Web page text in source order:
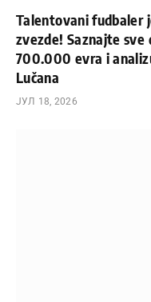
Talentovani fudbaler
zvezde! Saznajte
700.000 evra i
Lučana
ЈУЛ 18, 2026